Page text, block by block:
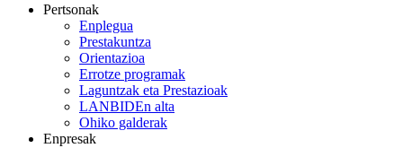
Pertsonak
Enplegua
Prestakuntza
Orientazioa
Errotze programak
Laguntzak eta Prestazioak
LANBIDEn alta
Ohiko galderak
Enpresak